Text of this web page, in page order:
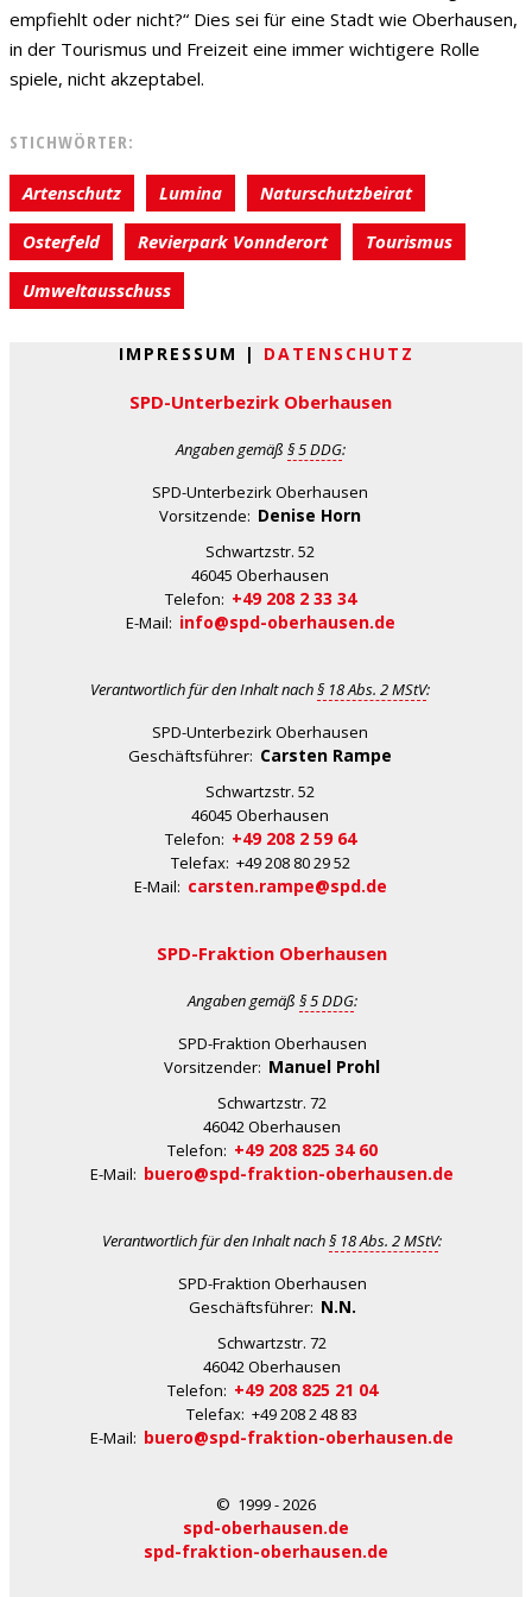
empfiehlt oder nicht?“ Dies sei für eine Stadt wie Oberhausen,
in der Tourismus und Freizeit eine immer wichtigere Rolle
spiele, nicht akzeptabel.
STICHWÖRTER:
Artenschutz Lumina Naturschutzbeirat
Osterfeld Revierpark Vonnderort Tourismus
Umweltausschuss
IMPRESSUM | DATENSCHUTZ
SPD-Unterbezirk Oberhausen
Angaben gemäß § 5 DDG:
SPD-Unterbezirk Oberhausen
Vorsitzende: Denise Horn
Schwartzstr. 52
46045 Oberhausen
Telefon: +49 208 2 33 34
E-Mail: info@spd-oberhausen.de
Verantwortlich für den Inhalt nach§ 18 Abs. 2 MStV:
SPD-Unterbezirk Oberhausen
Geschäftsführer: Carsten Rampe
Schwartzstr. 52
46045 Oberhausen
Telefon: +49 208 2 59 64
Telefax: +49 208 80 29 52
E-Mail: carsten.rampe@spd.de
SPD-Fraktion Oberhausen
Angaben gemäß § 5 DDG:
SPD-Fraktion Oberhausen
Vorsitzender: Manuel Prohl
Schwartzstr. 72
46042 Oberhausen
Telefon: +49 208 825 34 60
E-Mail: buero@spd-fraktion-oberhausen.de
Verantwortlich für den Inhalt nach§ 18 Abs. 2 MStV:
SPD-Fraktion Oberhausen
Geschäftsführer: N.N.
Schwartzstr. 72
46042 Oberhausen
Telefon: +49 208 825 21 04
Telefax: +49 208 2 48 83
E-Mail: buero@spd-fraktion-oberhausen.de
© 1999 - 2026
spd-oberhausen.de
spd-fraktion-oberhausen.de